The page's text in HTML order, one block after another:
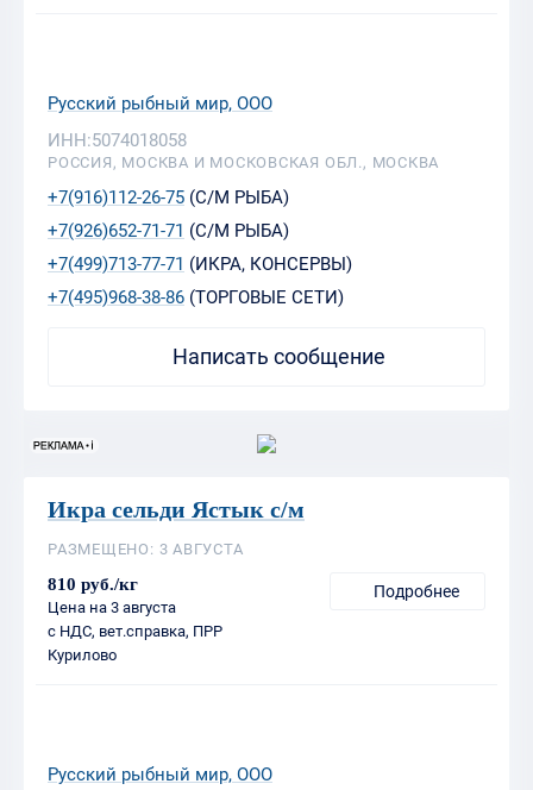
Русский рыбный мир, ООО
ИНН:5074018058
РОССИЯ, МОСКВА И МОСКОВСКАЯ ОБЛ., МОСКВА
+7(916)112-26-75 (С/М РЫБА)
+7(926)652-71-71 (С/М РЫБА)
+7(499)713-77-71 (ИКРА, КОНСЕРВЫ)
+7(495)968-38-86 (ТОРГОВЫЕ СЕТИ)
Написать сообщение
Икра сельди Ястык с/м
РАЗМЕЩЕНО: 3 АВГУСТА
810 руб./кг
Цена на 3 августа
с НДС, вет.справка, ПРР
Курилово
Подробнее
Русский рыбный мир, ООО